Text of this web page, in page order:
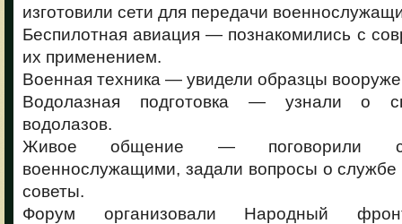
изготовили сети для передачи
Беспилотная авиация — познакомились с
их применением.
Военная техника — увидели образцы
Водолазная подготовка — узнали о
водолазов.
Живое общение — поговорили с
военнослужащими, задали вопросы о
советы.
Форум организовали Народный